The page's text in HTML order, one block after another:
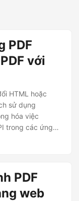
PDF
với
HTML hoặc
sử dụng
hóa việc
trong các ứng
PDF
web